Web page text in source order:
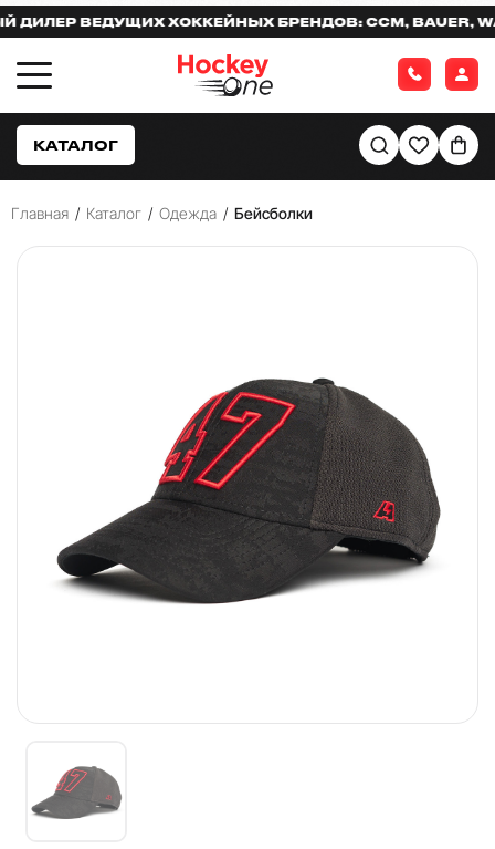
ВЕДУЩИХ ХОККЕЙНЫХ БРЕНДОВ: CCM, BAUER,
КАТАЛОГ
Главная / Каталог / Одежда / Бейсболки